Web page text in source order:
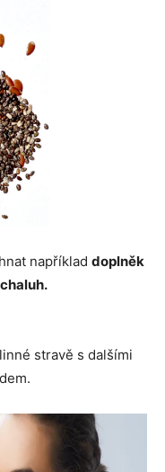
například doplněk
stravě s dalšími